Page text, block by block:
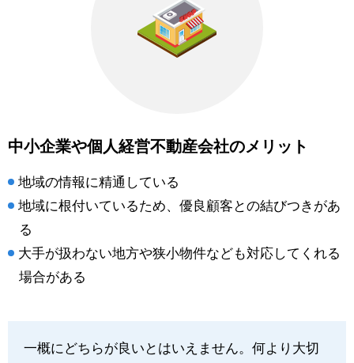
中小企業や個人経営不動産会社のメリット
地域の情報に精通している
地域に根付いているため、優良顧客との結びつきがあ
る
大手が扱わない地方や狭小物件なども対応してくれる
場合がある
一概にどちらが良いとはいえません。何より大切